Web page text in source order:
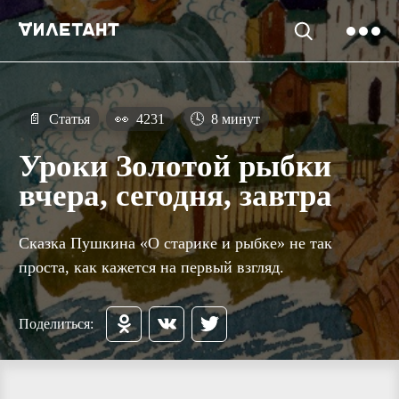
📄 Статья 👀 4231 🕓 8 минут
Уроки Золотой рыбки
вчера, сегодня, завтра
Сказка Пушкина «О старике и рыбке» не так
проста, как кажется на первый взгляд.
Поделиться: